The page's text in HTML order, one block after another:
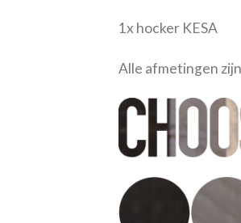
1x hocker KESA
Alle afmetingen